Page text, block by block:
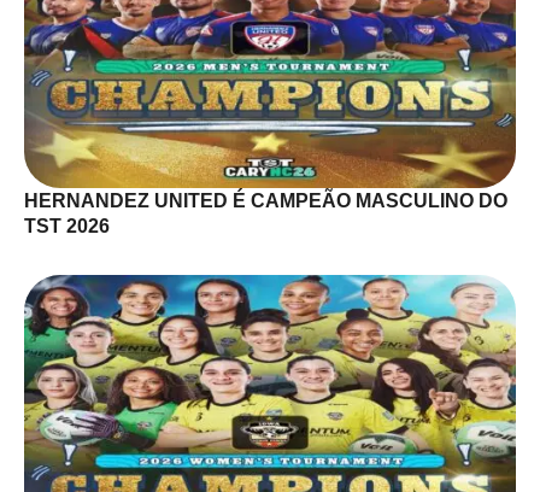
HERNANDEZ UNITED É CAMPEÃO MASCULINO DO
TST 2026